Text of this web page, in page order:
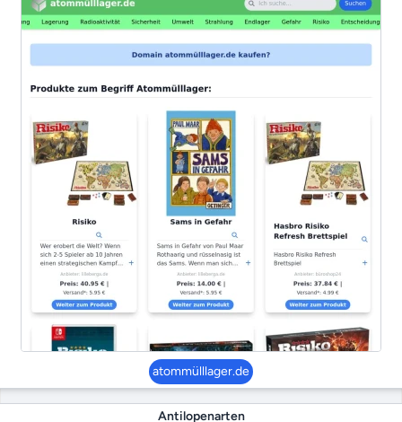
atommülllager.de
Antilopenarten